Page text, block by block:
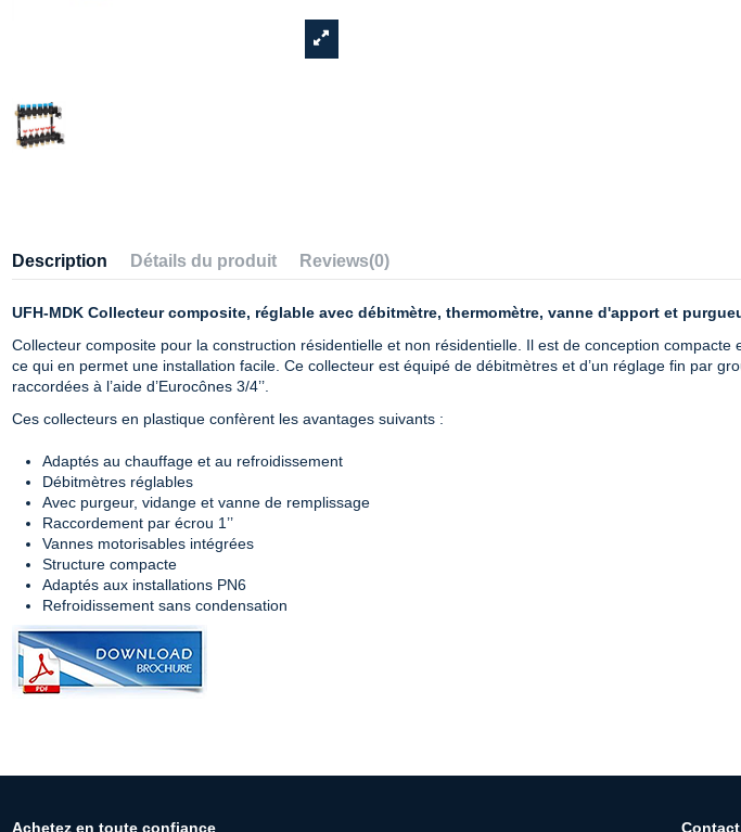
Description Détails du produit Reviews(0)
UFH-MDK Collecteur composite, réglable avec débitmètre, thermomètre, vanne d'apport et
Collecteur composite pour la construction résidentielle et non résidentielle. Il est de conception compacte
ce qui en permet une installation facile. Ce collecteur est équipé de débitmètres et d’un réglage fin par
raccordées à l’aide d’Eurocônes 3/4’’.
Ces collecteurs en plastique confèrent les avantages suivants :
Adaptés au chauffage et au refroidissement
Débitmètres réglables
Avec purgeur, vidange et vanne de remplissage
Raccordement par écrou 1’’
Vannes motorisables intégrées
Structure compacte
Adaptés aux installations PN6
Refroidissement sans condensation
Achetez en toute confiance